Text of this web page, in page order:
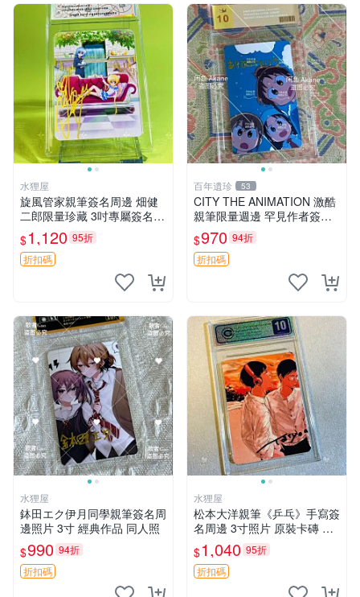
水狸屋
旋風管家親筆簽名周邊 畑健
二郎限量珍藏 3吋專屬簽名照
日本正版中古 正規卡磚附送
旋風管家 畑健二郎 簽名照
$1,120 95折
折扣碼
百年遺珍 53
CITY THE ANIMATION 激酷
親筆限量週邊 罕見作者簽名
收藏 現代潮流擺飾 9x9cm 專
家推薦 國際珍藏款 周邊 照片
周邊 尺寸 收藏品
$970 94折
折扣碼
水狸屋
鉢田エク伊月同學親筆簽名周
邊照片 3寸 經典作品 同人照
$990 94折
折扣碼
水狸屋
松本大洋親筆《乒乓》手寫簽
名周邊 3寸照片 原裝卡磚 收
藏好物 乒乓 The Animation
松本大洋 簽名 周邊 注記：此
商品為作者親筆簽名，附原
$1,040 95折
折扣碼